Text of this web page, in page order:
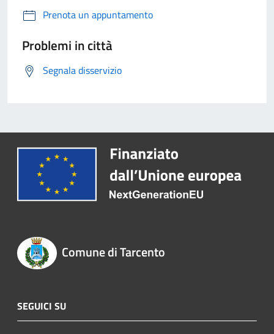
Prenota un appuntamento
Problemi in città
Segnala disservizio
Comune di Tarcento
SEGUICI SU